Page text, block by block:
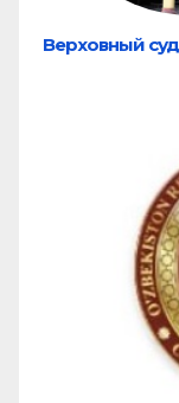
Верховный